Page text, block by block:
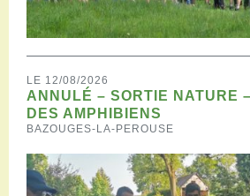
LE 12/08/2026
ANNULÉ – SORTIE NATURE
DES AMPHIBIENS
BAZOUGES-LA-PEROUSE